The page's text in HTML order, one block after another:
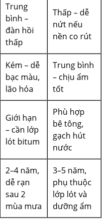
Trung
bình –
đàn hồi
thấp
Thấp – dễ
nứt nếu
nền co rút
Kém – dễ
bạc màu,
lão hóa
Trung bình
– chịu ẩm
tốt
Giới hạn
– cần lớp
lót bitum
Phù hợp
bê tông,
gạch hút
nước
2–4 năm,
dễ rạn
sau 2
mùa mưa
3–5 năm,
phụ thuộc
lớp lót và
dưỡng ẩm